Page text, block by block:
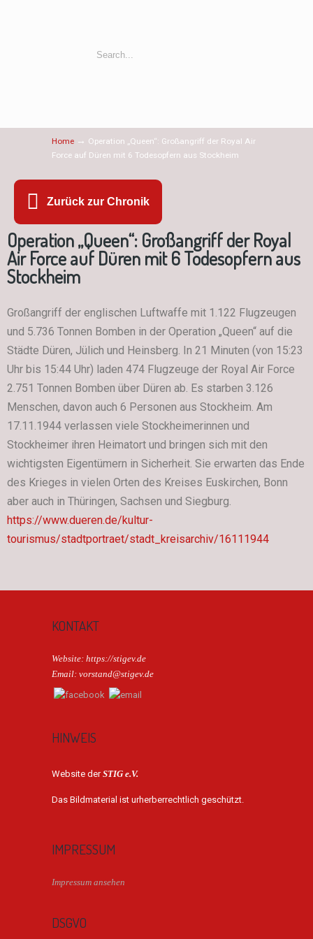
Home → Operation „Queen“: Großangriff der Royal Air
Force auf Düren mit 6 Todesopfern aus Stockheim
Zurück zur Chronik
Operation „Queen“: Großangriff der Royal
Air Force auf Düren mit 6 Todesopfern aus
Stockheim
Großangriff der englischen Luftwaffe mit 1.122 Flugzeugen
und 5.736 Tonnen Bomben in der Operation „Queen“ auf die
Städte Düren, Jülich und Heinsberg. In 21 Minuten (von 15:23
Uhr bis 15:44 Uhr) laden 474 Flugzeuge der Royal Air Force
2.751 Tonnen Bomben über Düren ab. Es starben 3.126
Menschen, davon auch 6 Personen aus Stockheim. Am
17.11.1944 verlassen viele Stockheimerinnen und
Stockheimer ihren Heimatort und bringen sich mit den
wichtigsten Eigentümern in Sicherheit. Sie erwarten das Ende
des Krieges in vielen Orten des Kreises Euskirchen, Bonn
aber auch in Thüringen, Sachsen und Siegburg.
https://www.dueren.de/kultur-
tourismus/stadtportraet/stadt_kreisarchiv/16111944
KONTAKT
Website: https://stigev.de
Email: vorstand@stigev.de
HINWEIS
Website derSTIG e.V.
Das Bildmaterial ist urherberrechtlich geschützt.
IMPRESSUM
Impressum ansehen
DSGVO